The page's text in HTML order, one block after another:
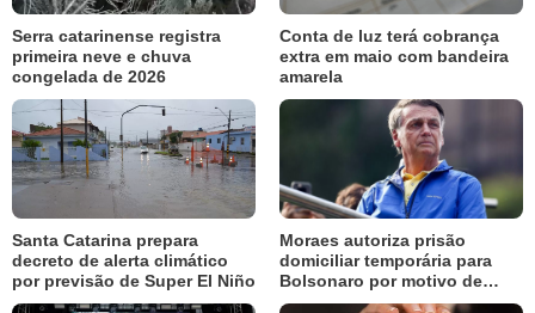
Serra catarinense registra
primeira neve e chuva
congelada de 2026
Santa Catarina prepara
decreto de alerta climático
por previsão de Super El Niño
Conta de luz terá cobrança
extra em maio com bandeira
amarela
Moraes autoriza prisão
domiciliar temporária para
Bolsonaro por motivo de
saúde